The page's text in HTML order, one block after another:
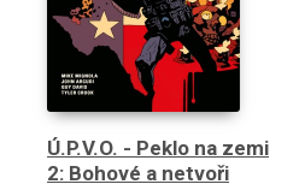
Ú.P.V.O. - Peklo na zemi
2: Bohové a netvoři